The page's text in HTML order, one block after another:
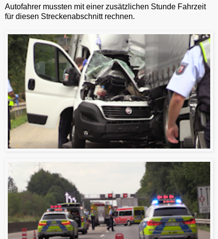
Autofahrer mussten mit einer zusätzlichen Stunde Fahrzeit
für diesen Streckenabschnitt rechnen.